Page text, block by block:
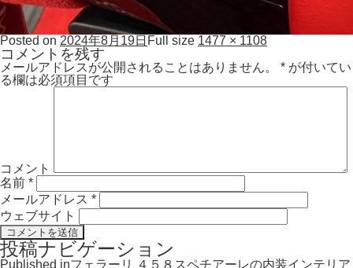
Posted on 2024年8月19日 Full size 1477 × 1108
コメントを残す
メールアドレスが公開されることはありません。 * が付いてい
る欄は必須項目です
コメント
名前 *
メールアドレス *
ウェブサイト
投稿ナビゲーション
Published inフェラーリ ４５８スペチアーレの内装インテリア